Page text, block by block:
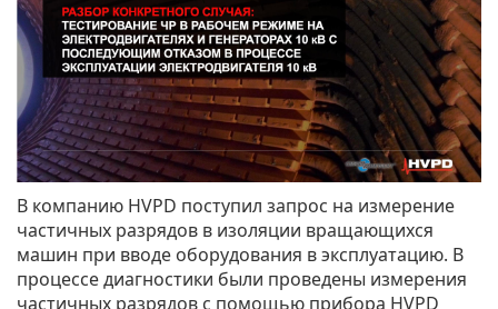
В компанию HVPD поступил запрос на измерение
частичных разрядов в изоляции вращающихся
машин при вводе оборудования в эксплуатацию. В
процессе диагностики были проведены измерения
частичных разрядов с помощью прибора HVPD